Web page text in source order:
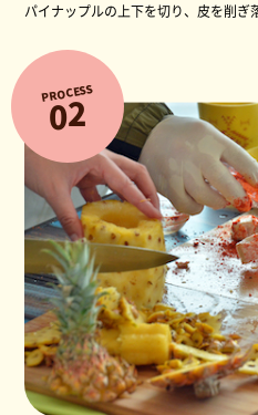
パイナップルの上下を切り、皮を削ぎ
PROCESS
02